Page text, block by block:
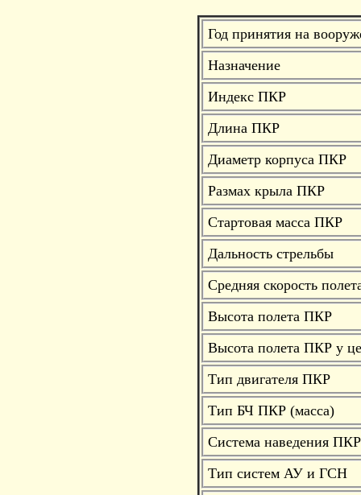
Год принятия на
Назначение
Индекс ПКР
Длина ПКР
Диаметр корпуса ПКР
Размах крыла ПКР
Стартовая масса ПКР
Дальность стрельбы
Средняя скорость
Высота полета ПКР
Высота полета ПКР у
Тип двигателя ПКР
Тип БЧ ПКР (масса)
Система наведения ПКР
Тип систем АУ и ГСН